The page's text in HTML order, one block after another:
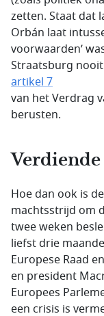
zetten. Staat dat
Orbán laat
voorwaarden’
Straatsburg
artikel 7
van het Verdrag
berusten.
Hoe dan ook is
machtsstrijd om
twee weken
liefst drie
Europese Raad
en president
Europees
een crisis is